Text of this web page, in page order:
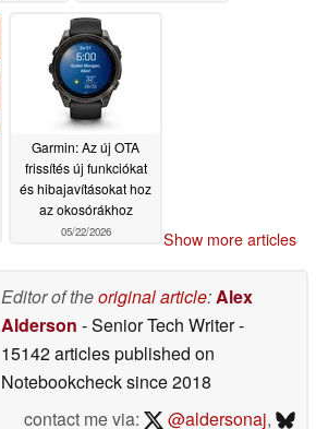
Garmin: Az új OTA
frissítés új funkciókat
és hibajavításokat hoz
az okosórákhoz
05/22/2026 Show more articles
Editor of theoriginal article:Alex
Alderson - Senior Tech Writer-
15142 articles published on
Notebookchecksince 2018
contact me via:
@aldersonaj,